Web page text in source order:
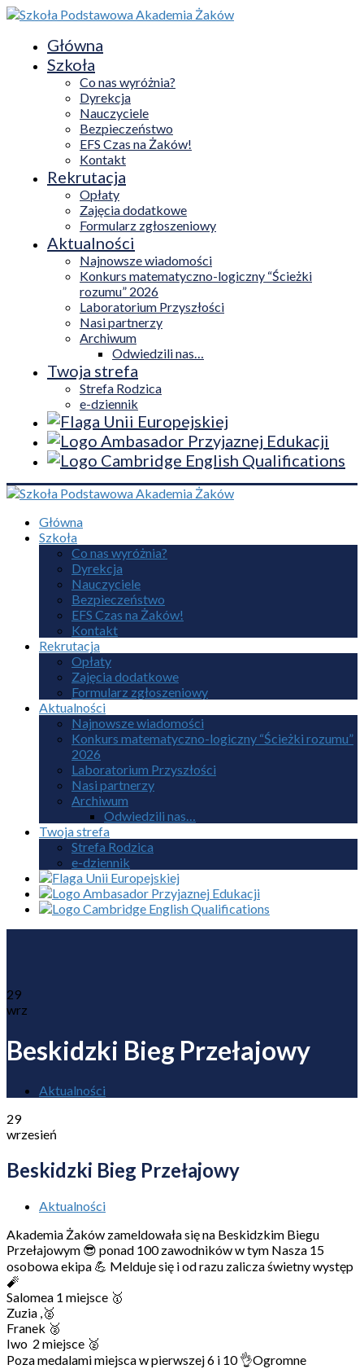
Główna
Szkoła
Co nas wyróżnia?
Dyrekcja
Nauczyciele
Bezpieczeństwo
EFS Czas na Żaków!
Kontakt
Rekrutacja
Opłaty
Zajęcia dodatkowe
Formularz zgłoszeniowy
Aktualności
Najnowsze wiadomości
Konkurs matematyczno-logiczny “Ścieżki
rozumu” 2026
Laboratorium Przyszłości
Nasi partnerzy
Archiwum
Odwiedzili nas…
Twoja strefa
Strefa Rodzica
e-dziennik
Główna
Szkoła
Co nas wyróżnia?
Dyrekcja
Nauczyciele
Bezpieczeństwo
EFS Czas na Żaków!
Kontakt
Rekrutacja
Opłaty
Zajęcia dodatkowe
Formularz zgłoszeniowy
Aktualności
Najnowsze wiadomości
Konkurs matematyczno-logiczny “Ścieżki rozumu”
2026
Laboratorium Przyszłości
Nasi partnerzy
Archiwum
Odwiedzili nas…
Twoja strefa
Strefa Rodzica
e-dziennik
29
wrz
Beskidzki Bieg Przełajowy
Aktualności
29
wrzesień
Beskidzki Bieg Przełajowy
Aktualności
Akademia Żaków zameldowała się na Beskidzkim Biegu
Przełajowym 😎 ponad 100 zawodników w tym Nasza 15
osobowa ekipa 💪 Melduje się i od razu zalicza świetny występ
🧨
Salomea 1 miejsce 🥇
Zuzia ,🥈
Franek 🥈
Iwo 2 miejsce 🥈
Poza medalami miejsca w pierwszej 6 i 10 👌Ogromne